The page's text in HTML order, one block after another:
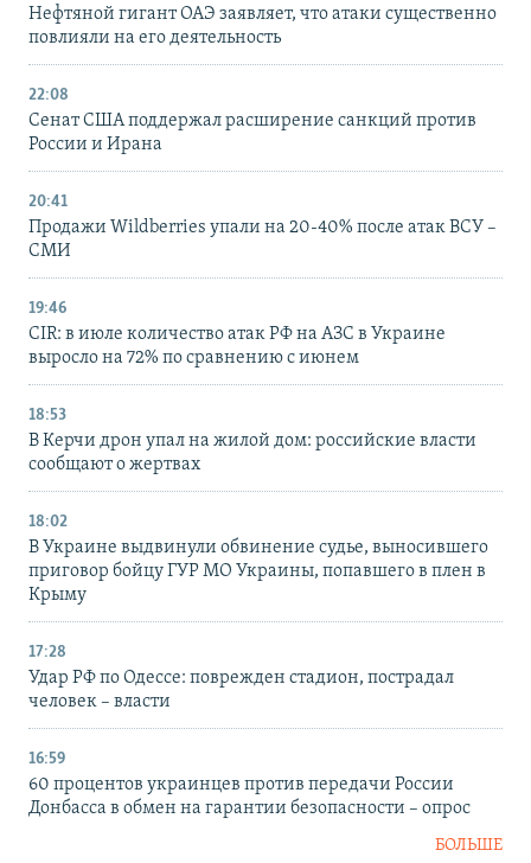
Нефтяной гигант ОАЭ заявляет, что атаки существенно
повлияли на его деятельность
22:08
Сенат США поддержал расширение санкций против
России и Ирана
20:41
Продажи Wildberries упали на 20-40% после атак ВСУ –
СМИ
19:46
CIR: в июле количество атак РФ на АЗС в Украине
выросло на 72% по сравнению с июнем
18:53
В Керчи дрон упал на жилой дом: российские власти
сообщают о жертвах
18:02
В Украине выдвинули обвинение судье, выносившего
приговор бойцу ГУР МО Украины, попавшего в плен в
Крыму
17:28
Удар РФ по Одессе: поврежден стадион, пострадал
человек – власти
16:59
60 процентов украинцев против передачи России
Донбасса в обмен на гарантии безопасности – опрос
БОЛЬШЕ